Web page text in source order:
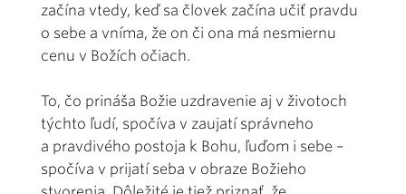
začína vtedy, keď sa človek začína učiť pravdu
o sebe a vníma, že on či ona má nesmiernu
cenu v Božích očiach.
To, čo prináša Božie uzdravenie aj v životoch
týchto ľudí, spočíva v zaujatí správneho
a pravdivého postoja k Bohu, ľuďom i sebe –
spočíva v prijatí seba v obraze Božieho